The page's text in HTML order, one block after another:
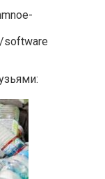
software